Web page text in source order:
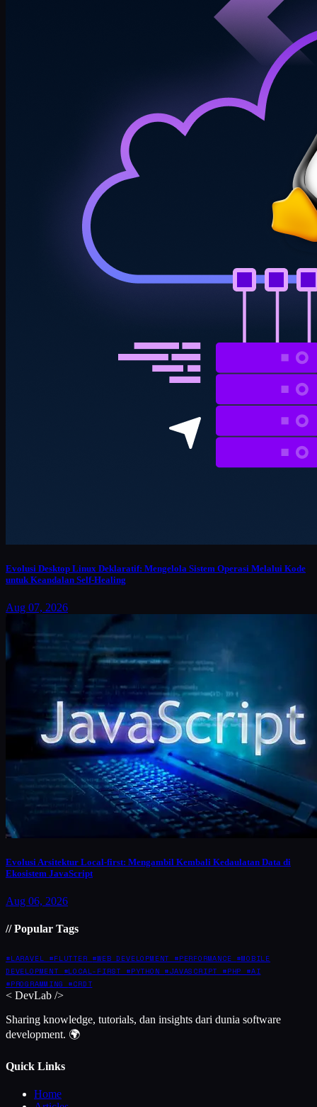
Evolusi Desktop Linux Deklaratif: Mengelola Sistem Operasi Melalui Kode
untuk Keandalan Self-Healing
Aug 07, 2026
Evolusi Arsitektur Local-first: Mengambil Kembali Kedaulatan Data di
Ekosistem JavaScript
Aug 06, 2026
// Popular Tags
#LARAVEL #FLUTTER #WEB DEVELOPMENT #PERFORMANCE #MOBILE
DEVELOPMENT #LOCAL-FIRST #PYTHON #JAVASCRIPT #PHP #AI
#PROGRAMMING #CRDT
< DevLab />
Sharing knowledge, tutorials, dan insights dari dunia software
development. 🌍
Quick Links
Home